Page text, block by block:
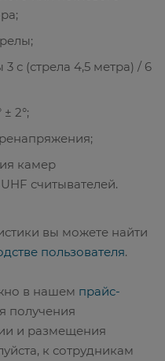
с (стрела 4,5 метра) / 6
2°;
камер
считывателей.
вы можете найти
пользователя.
в нашем прайс-
получения
и размещения
к сотрудникам